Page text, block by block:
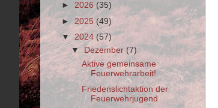
► 2026 (35)
► 2025(49)
▼2024(57)
▼ Dezember(7)
Aktive gemeinsame
Feuerwehrarbeit!
Friedenslichtaktion der
Feuerwehrjugend